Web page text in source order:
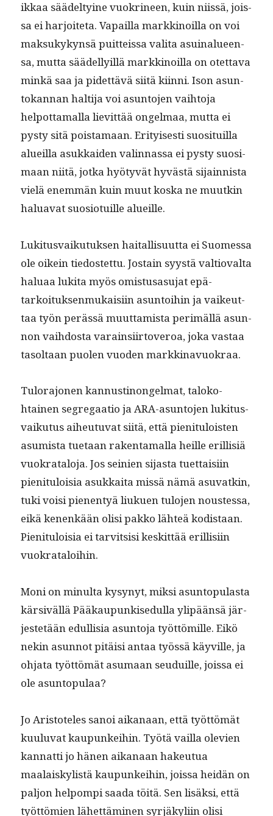
ikkaa säädel­tyine vuokri­neen, kuin niis­sä, jois­
sa ei har­joite­ta. Vapail­la markki­noil­la on voi
mak­sukykyn­sä puit­teis­sa vali­ta asuinalueen­
sa, mut­ta säädel­ly­il­lä markki­noil­la on otet­ta­va
minkä saa ja pidet­tävä siitä kiin­ni. Ison asun­
tokan­nan halti­ja voi asun­to­jen vai­h­to­ja
helpot­ta­mal­la lievit­tää ongel­maa, mut­ta ei
pysty sitä pois­ta­maan. Eri­tyis­es­ti suosi­tu­il­la
alueil­la asukkaiden valin­nas­sa ei pysty suosi­
maan niitä, jot­ka hyö­tyvät hyvästä sijain­nista
vielä enem­män kuin muut kos­ka ne muutkin
halu­a­vat suo­sio­tu­ille alueille.
Luk­i­tus­vaiku­tuk­sen haitallisu­ut­ta ei Suomes­sa
ole oikein tiedostet­tu. Jostain syys­tä val­tio­val­ta
halu­aa luki­ta myös omis­tusasu­jat epä­
tarkoituk­sen­mukaisi­in asun­toi­hin ja vaikeut­
taa työn perässä muut­tamista per­imäl­lä asun­
non vai­h­dos­ta varain­si­ir­toveroa, joka vas­taa
tasoltaan puolen vuo­den markkinavuokraa.
Tulo­rajo­nen kan­nusti­non­gel­mat, taloko­
htainen seg­re­gaa­tio ja ARA-asun­to­jen luk­i­tus­
vaiku­tus aiheutu­vat siitä, että pien­i­t­u­lois­t­en
asum­ista tue­taan rak­en­ta­mal­la heille eril­lisiä
vuokrat­alo­ja. Jos seinien sijas­ta tuet­taisi­in
pien­i­t­u­loisia asukkai­ta mis­sä nämä asu­vatkin,
tuki voisi pienen­tyä liukuen tulo­jen noustes­sa,
eikä kenenkään olisi pakko lähteä kodis­taan.
Pien­i­t­u­loisia ei tarvit­sisi keskit­tää eril­lisi­in
vuokrataloihin.
Moni on min­ul­ta kysynyt, mik­si asun­top­u­las­ta
kär­siväl­lä Pääkaupunkisedul­la ylipään­sä jär­
jestetään edullisia asun­to­ja työt­tömille. Eikö
nekin asun­not pitäisi antaa työssä käyville, ja
ohja­ta työt­tömät asumaan seuduille, jois­sa ei
ole asuntopulaa?
Jo Aris­tote­les sanoi aikanaan, että työt­tömät
kuu­lu­vat kaupunkei­hin. Työtä vail­la ole­vien
kan­nat­ti jo hänen aikanaan hakeu­tua
maalaiskylistä kaupunkei­hin, jois­sa hei­dän on
paljon helpom­pi saa­da töitä. Sen lisäk­si, että
työt­tömien lähet­tämi­nen syr­jäkyli­in olisi